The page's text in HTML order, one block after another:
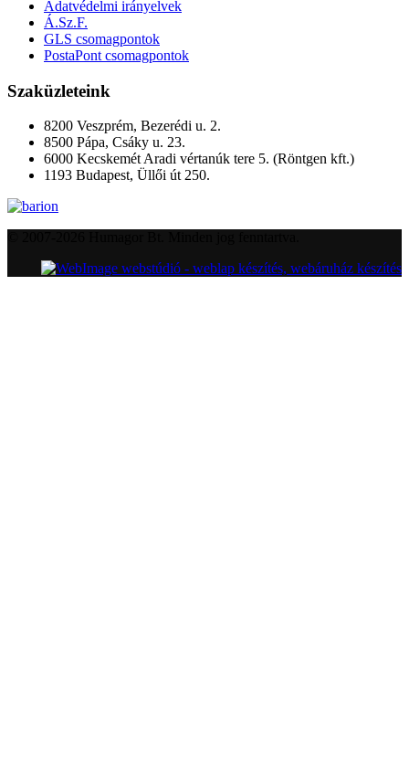
Adatvédelmi irányelvek
Á.Sz.F.
GLS csomagpontok
PostaPont csomagpontok
Szaküzleteink
8200 Veszprém, Bezerédi u. 2.
8500 Pápa, Csáky u. 23.
6000 Kecskemét Aradi vértanúk tere 5. (Röntgen kft.)
1193 Budapest, Üllői út 250.